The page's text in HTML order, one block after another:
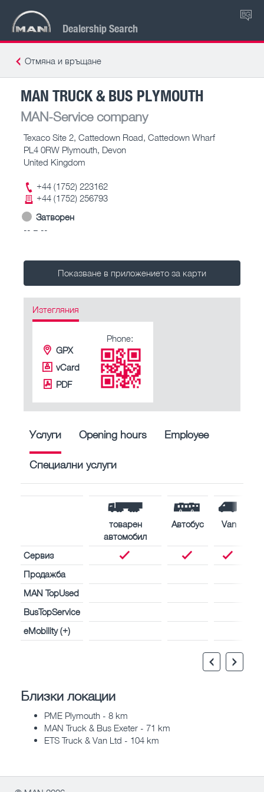
Dealership Search
BG
Отмяна и връщане
MAN TRUCK & BUS PLYMOUTH
MAN-Service company
Texaco Site 2, Cattedown Road, Cattedown Wharf
PL4 0RW Plymouth, Devon
United Kingdom
+44 (1752) 223162
+44 (1752) 256793
Затворен
-- – --
Показване в приложението за карти
Изтегляния
GPX
vCard
PDF
Phone:
Услуги Opening hours Employee
Специални услуги
товарен
автомобил
Автобус Van
Сервиз
Продажба
MAN TopUsed
BusTopService
eMobility (+)
Близки локации
PME Plymouth - 8 km
MAN Truck & Bus Exeter - 71 km
ETS Truck & Van Ltd - 104 km